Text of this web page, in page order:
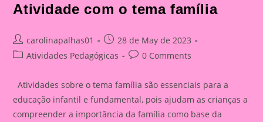
Atividade com o tema família
Post
author:
carolinapalhas01
Post
published:
28 de May de 2023
PostAtividades Pedagógicas
Post0 Comments
Atividades sobre o tema família são essenciais para a
educação infantil e fundamental, pois ajudam as crianças a
compreender a importância da família como base da